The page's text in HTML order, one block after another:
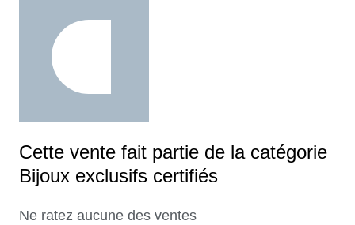
Cette vente fait partie de la catégorie
Bijoux exclusifs certifiés
Ne ratez aucune des ventes